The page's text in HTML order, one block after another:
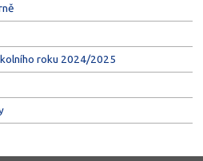
roku 2024/2025